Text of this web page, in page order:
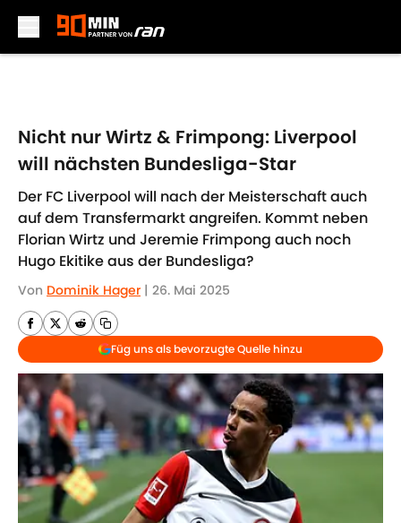
Nicht nur Wirtz & Frimpong: Liverpool
will nächsten Bundesliga-Star
Der FC Liverpool will nach der Meisterschaft auch
auf dem Transfermarkt angreifen. Kommt neben
Florian Wirtz und Jeremie Frimpong auch noch
Hugo Ekitike aus der Bundesliga?
Von Dominik Hager | 26. Mai 2025
Füg uns als bevorzugte Quelle hinzu